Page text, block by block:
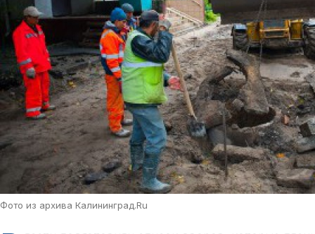
Фото из архива Калининград.Ru